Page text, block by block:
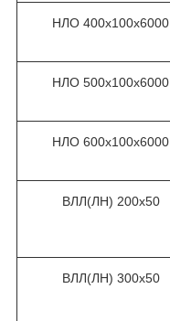
НЛО 400х100х6000
НЛО 500х100х6000
НЛО 600х100х6000
ВЛЛ(ЛН) 200х50
ВЛЛ(ЛН) 300х50